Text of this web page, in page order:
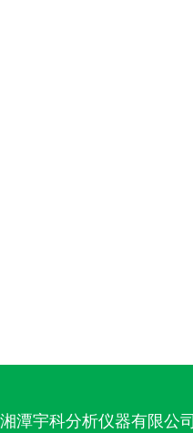
湘潭宇科分析仪器有限公司